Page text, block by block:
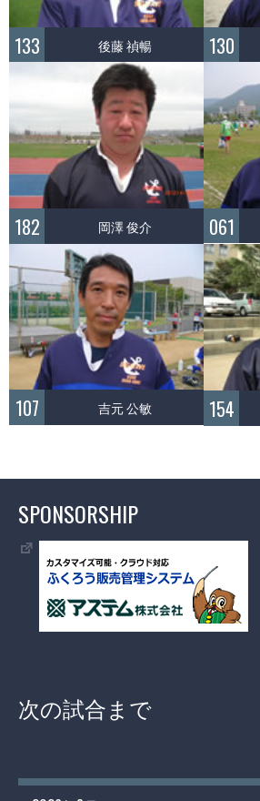
133 後藤 禎暢 130
182 岡澤 俊介 061
107 吉元 公敏 154
SPONSORSHIP
次の試合まで